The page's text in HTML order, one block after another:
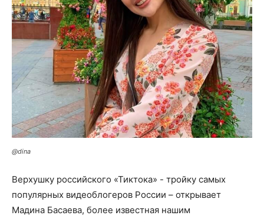
@dina
Верхушку российского «Тиктока» - тройку самых
популярных видеоблогеров России – открывает
Мадина Басаева, более известная нашим